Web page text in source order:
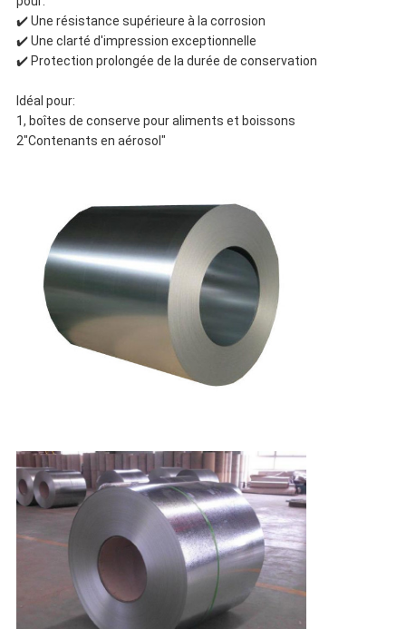
✔️ Une résistance supérieure à la corrosion
✔️ Une clarté d'impression exceptionnelle
✔️ Protection prolongée de la durée de conservation
Idéal pour:
1, boîtes de conserve pour aliments et boissons
2"Contenants en aérosol"